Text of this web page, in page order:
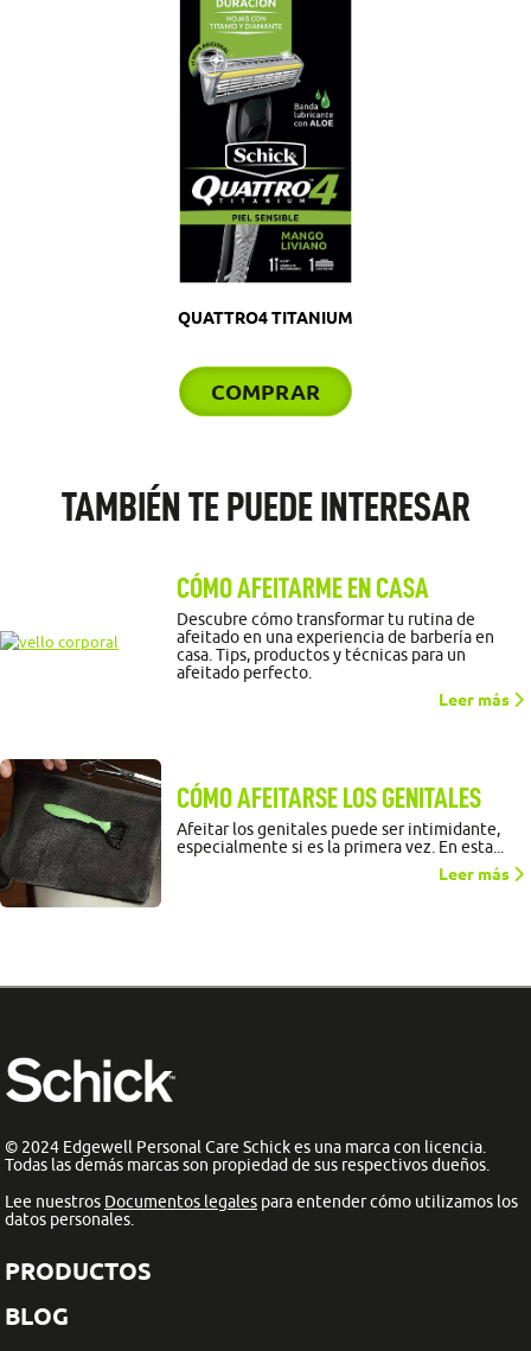
QUATTRO4 TITANIUM
COMPRAR
TAMBIÉN TE PUEDE INTERESAR
CÓMO AFEITARME EN CASA
Descubre cómo transformar tu rutina de
afeitado en una experiencia de barbería en
casa. Tips, productos y técnicas para un
afeitado perfecto.
Leer más
CÓMO AFEITARSE LOS GENITALES
Afeitar los genitales puede ser intimidante,
especialmente si es la primera vez. En esta...
Leer más
© 2024 Edgewell Personal Care Schick es una marca con licencia.
Todas las demás marcas son propiedad de sus respectivos dueños.
Lee nuestros Documentos legales para entender cómo utilizamos los
datos personales.
PRODUCTOS
BLOG